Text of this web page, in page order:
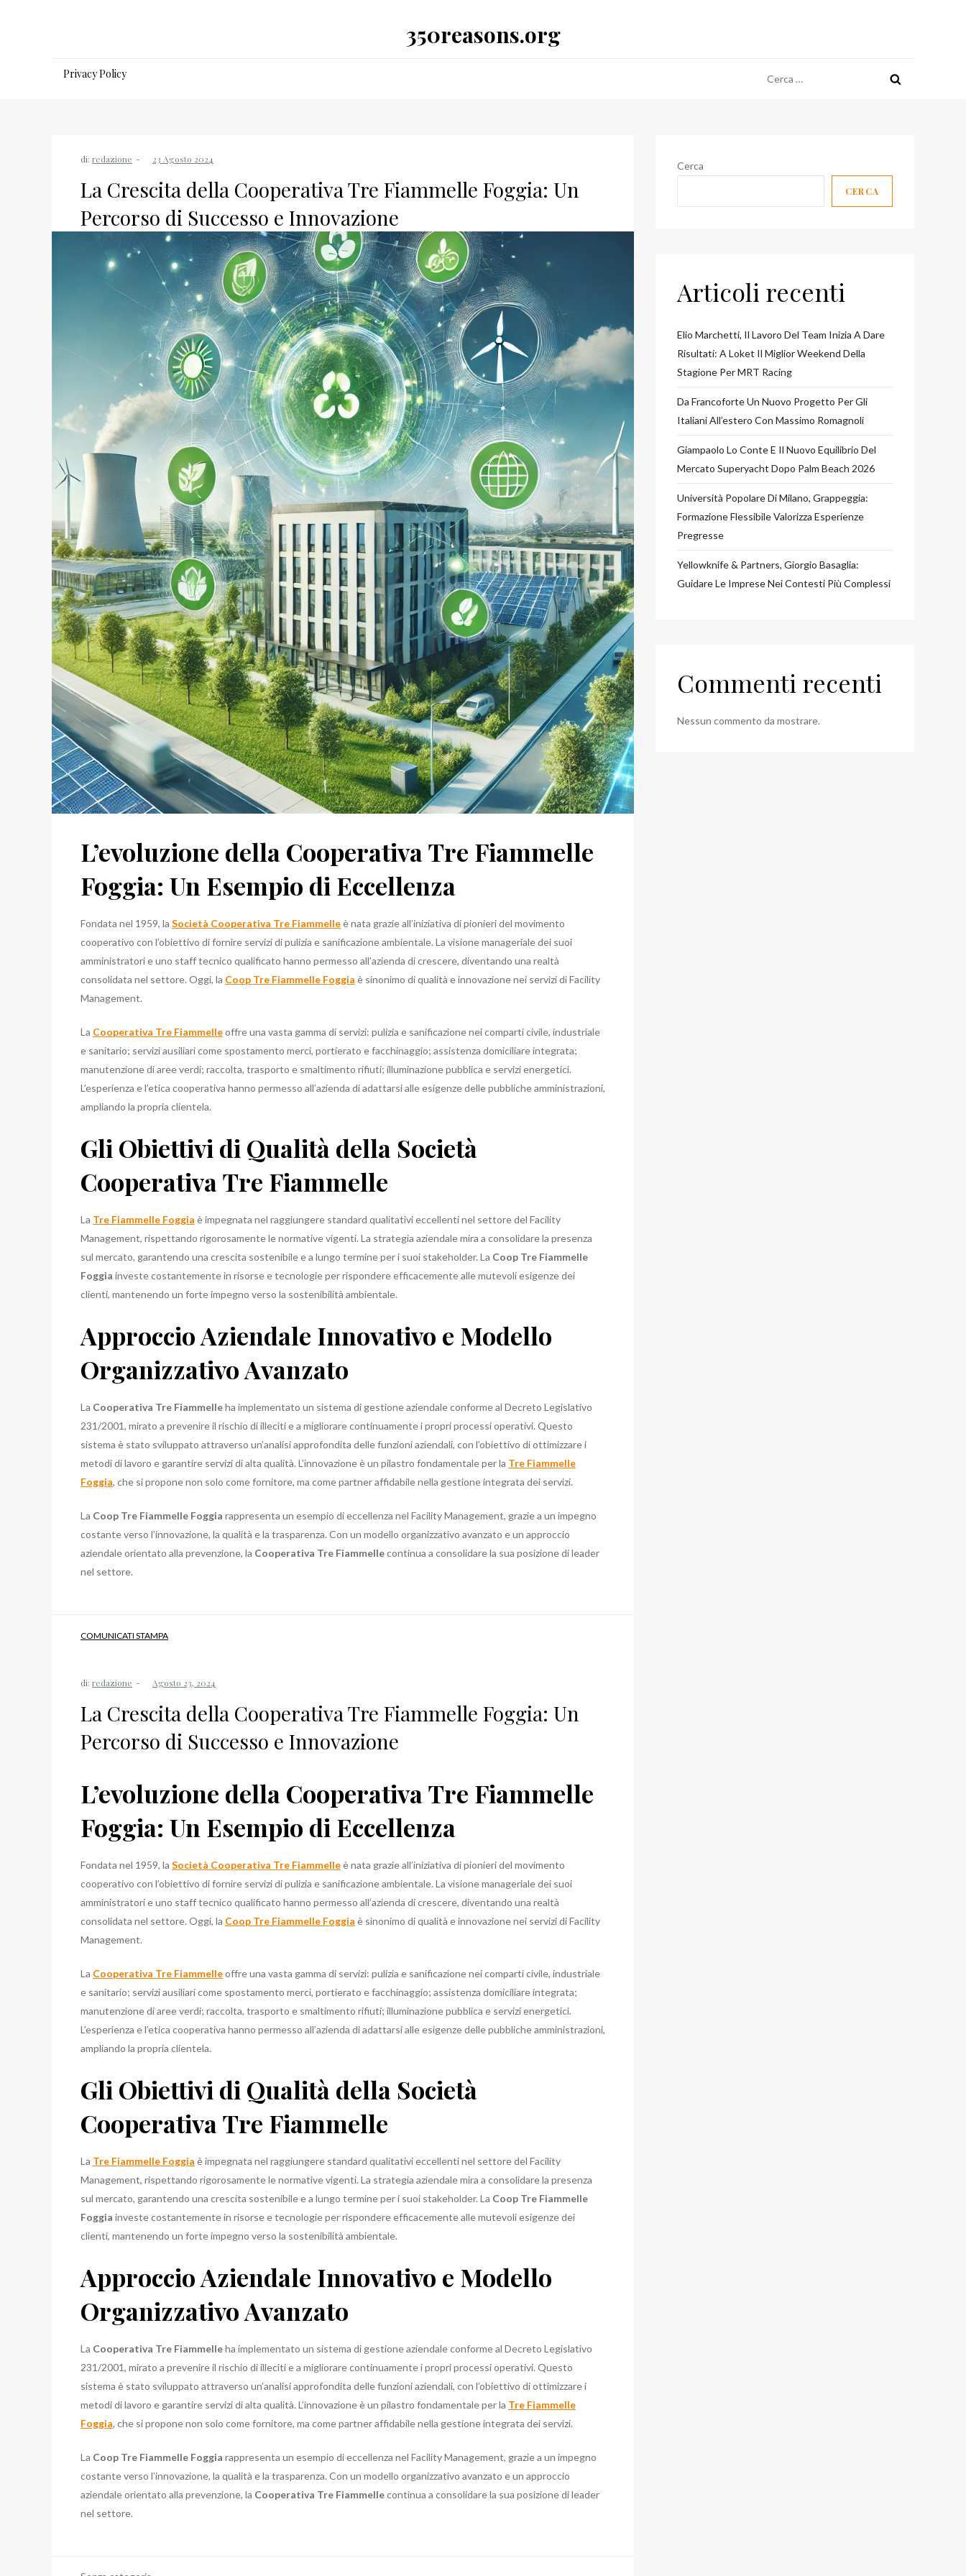
350reasons.org
Privacy Policy
per:
di: redazione
La Crescita della Cooperativa Tre Fiammelle Foggia: Un
Percorso di Successo e Innovazione
L’evoluzione della Cooperativa Tre Fiammelle
Foggia: Un Esempio di Eccellenza
Fondata nel 1959, la Società Cooperativa Tre Fiammelleè nata grazie all’iniziativa di pionieri del movimento
cooperativo con l’obiettivo di fornire servizi di pulizia e sanificazione ambientale. La visione manageriale dei suoi
amministratori e uno staff tecnico qualificato hanno permesso all’azienda di crescere, diventando una realtà
consolidata nel settore. Oggi, la Coop Tre Fiammelle Foggia è sinonimo di qualità e innovazione nei servizi di Facility
Management.
La Cooperativa Tre Fiammelleoffre una vasta gamma di servizi: pulizia e sanificazione nei comparti civile, industriale
e sanitario; servizi ausiliari come spostamento merci, portierato e facchinaggio; assistenza domiciliare integrata;
manutenzione di aree verdi; raccolta, trasporto e smaltimento rifiuti; illuminazione pubblica e servizi energetici.
L’esperienza e l’etica cooperativa hanno permesso all’azienda di adattarsi alle esigenze delle pubbliche amministrazioni,
ampliando la propria clientela.
Gli Obiettivi di Qualità della Società
Cooperativa Tre Fiammelle
La Tre Fiammelle Foggia è impegnata nel raggiungere standard qualitativi eccellenti nel settore del Facility
Management, rispettando rigorosamente le normative vigenti. La strategia aziendale mira a consolidare la presenza
sul mercato, garantendo una crescita sostenibile e a lungo termine per i suoi stakeholder. La Coop Tre Fiammelle
Foggia investe costantemente in risorse e tecnologie per rispondere efficacemente alle mutevoli esigenze dei
clienti, mantenendo un forte impegno verso la sostenibilità ambientale.
Approccio Aziendale Innovativo e Modello
Organizzativo Avanzato
La Cooperativa Tre Fiammelleha implementato un sistema di gestione aziendale conforme al Decreto Legislativo
231/2001, mirato a prevenire il rischio di illeciti e a migliorare continuamente i propri processi operativi. Questo
sistema è stato sviluppato attraverso un’analisi approfondita delle funzioni aziendali, con l’obiettivo di ottimizzare i
metodi di lavoro e garantire servizi di alta qualità. L’innovazione è un pilastro fondamentale per la Tre Fiammelle
Foggia, che si propone non solo come fornitore, ma come partner affidabile nella gestione integrata dei servizi.
La Coop Tre Fiammelle Foggia rappresenta un esempio di eccellenza nel Facility Management, grazie a un impegno
costante verso l’innovazione, la qualità e la trasparenza. Con un modello organizzativo avanzato e un approccio
aziendale orientato alla prevenzione, la Cooperativa Tre Fiammellecontinua a consolidare la sua posizione di leader
nel settore.
COMUNICATI STAMPA
di: redazione
La Crescita della Cooperativa Tre Fiammelle Foggia: Un
Percorso di Successo e Innovazione
L’evoluzione della Cooperativa Tre Fiammelle
Foggia: Un Esempio di Eccellenza
Fondata nel 1959, la Società Cooperativa Tre Fiammelleè nata grazie all’iniziativa di pionieri del movimento
cooperativo con l’obiettivo di fornire servizi di pulizia e sanificazione ambientale. La visione manageriale dei suoi
amministratori e uno staff tecnico qualificato hanno permesso all’azienda di crescere, diventando una realtà
consolidata nel settore. Oggi, la Coop Tre Fiammelle Foggia è sinonimo di qualità e innovazione nei servizi di Facility
Management.
La Cooperativa Tre Fiammelleoffre una vasta gamma di servizi: pulizia e sanificazione nei comparti civile, industriale
e sanitario; servizi ausiliari come spostamento merci, portierato e facchinaggio; assistenza domiciliare integrata;
manutenzione di aree verdi; raccolta, trasporto e smaltimento rifiuti; illuminazione pubblica e servizi energetici.
L’esperienza e l’etica cooperativa hanno permesso all’azienda di adattarsi alle esigenze delle pubbliche amministrazioni,
ampliando la propria clientela.
Gli Obiettivi di Qualità della Società
Cooperativa Tre Fiammelle
La Tre Fiammelle Foggia è impegnata nel raggiungere standard qualitativi eccellenti nel settore del Facility
Management, rispettando rigorosamente le normative vigenti. La strategia aziendale mira a consolidare la presenza
sul mercato, garantendo una crescita sostenibile e a lungo termine per i suoi stakeholder. La Coop Tre Fiammelle
Foggia investe costantemente in risorse e tecnologie per rispondere efficacemente alle mutevoli esigenze dei
clienti, mantenendo un forte impegno verso la sostenibilità ambientale.
Approccio Aziendale Innovativo e Modello
Organizzativo Avanzato
La Cooperativa Tre Fiammelleha implementato un sistema di gestione aziendale conforme al Decreto Legislativo
231/2001, mirato a prevenire il rischio di illeciti e a migliorare continuamente i propri processi operativi. Questo
sistema è stato sviluppato attraverso un’analisi approfondita delle funzioni aziendali, con l’obiettivo di ottimizzare i
metodi di lavoro e garantire servizi di alta qualità. L’innovazione è un pilastro fondamentale per la Tre Fiammelle
Foggia, che si propone non solo come fornitore, ma come partner affidabile nella gestione integrata dei servizi.
La Coop Tre Fiammelle Foggia rappresenta un esempio di eccellenza nel Facility Management, grazie a un impegno
costante verso l’innovazione, la qualità e la trasparenza. Con un modello organizzativo avanzato e un approccio
aziendale orientato alla prevenzione, la Cooperativa Tre Fiammellecontinua a consolidare la sua posizione di leader
nel settore.
Cerca
CERCA
Articoli recenti
Elio Marchetti, Il Lavoro Del Team Inizia A Dare
Risultati: A Loket Il Miglior Weekend Della
Stagione Per MRT Racing
Da Francoforte Un Nuovo Progetto Per Gli
Italiani All’estero Con Massimo Romagnoli
Giampaolo Lo Conte E Il Nuovo Equilibrio Del
Mercato Superyacht Dopo Palm Beach 2026
Università Popolare Di Milano, Grappeggia:
Formazione Flessibile Valorizza Esperienze
Pregresse
Yellowknife & Partners, Giorgio Basaglia:
Guidare Le Imprese Nei Contesti Più Complessi
Commenti recenti
Nessun commento da mostrare.